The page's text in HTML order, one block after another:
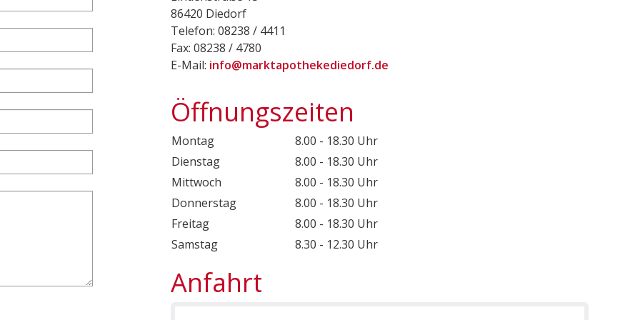
86420 Diedorf
Telefon: 08238 / 4411
Fax: 08238 / 4780
E-Mail: info@marktapothekediedorf.de
Öffnungszeiten
Montag
8.00 - 18.30 Uhr
Dienstag
8.00 - 18.30 Uhr
Mittwoch
8.00 - 18.30 Uhr
Donnerstag
8.00 - 18.30 Uhr
Freitag
8.00 - 18.30 Uhr
Samstag
8.30 - 12.30 Uhr
Anfahrt